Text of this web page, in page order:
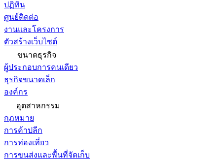
ปฏิทิน
ศูนย์ติดต่อ
งานและโครงการ
ตัวสร้างเว็บไซต์
ขนาดธุรกิจ
ผู้ประกอบการคนเดียว
ธุรกิจขนาดเล็ก
องค์กร
อุตสาหกรรม
กฎหมาย
การค้าปลีก
การท่องเที่ยว
การขนส่งและพื้นที่จัดเก็บ